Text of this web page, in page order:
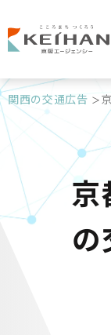
関西の交通広告
京
の